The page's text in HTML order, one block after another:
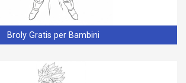
Broly Gratis per Bambini